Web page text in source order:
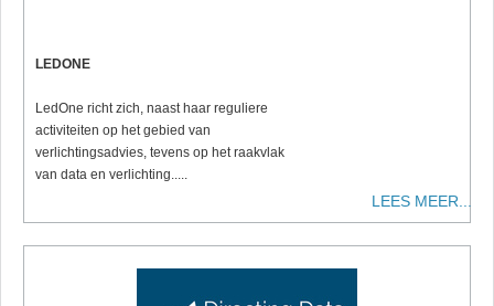
LEDONE
LedOne richt zich, naast haar reguliere
activiteiten op het gebied van
verlichtingsadvies, tevens op het raakvlak
van data en verlichting.....
LEES MEER...